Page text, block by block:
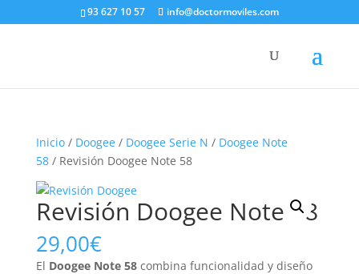
93 627 10 57 info@doctormoviles.com
Inicio/ Doogee/ Doogee Serie N / Doogee Note
58/ Revisión Doogee Note 58
Revisión Doogee Note 58
29,00€
El Doogee Note 58combina funcionalidad y diseño